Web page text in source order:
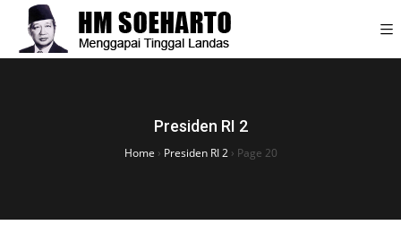
Presiden RI 2
Home › Presiden RI 2› Page 20